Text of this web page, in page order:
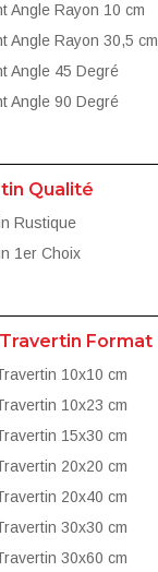
Angle Rayon 10 cm
Angle Rayon 30,5 cm
Angle 45 Degré
Angle 90 Degré
Qualité
Rustique
1er Choix
Format
10x10 cm
10x23 cm
15x30 cm
20x20 cm
20x40 cm
30x30 cm
30x60 cm